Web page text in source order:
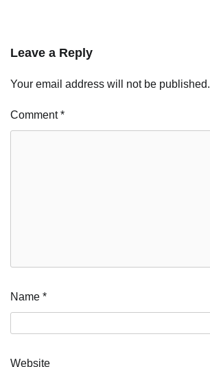
Leave a Reply
Your email address will not be published.
Comment*
Name *
Website